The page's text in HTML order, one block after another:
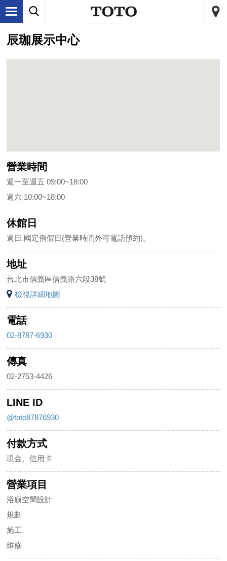
辰珈展示中心
營業時間
週一至週五 09:00~18:00
週六 10:00~18:00
休館日
週日.國定例假日(營業時間外可電話預約)。
地址
台北市信義區信義路六段38號
檢視詳細地圖
電話
02-8787-6930
傳真
02-2753-4426
LINE ID
@toto87876930
付款方式
現金、信用卡
營業項目
浴廁空間設計
規劃
施工
維修